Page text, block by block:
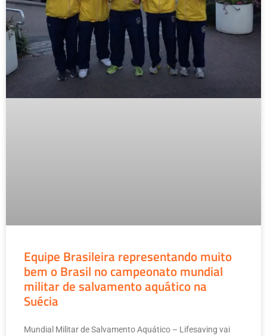
Equipe Brasileira representando muito
bem o Brasil no campeonato mundial
militar de salvamento aquático na
Suécia
Mundial Militar de Salvamento Aquático – Lifesaving vai